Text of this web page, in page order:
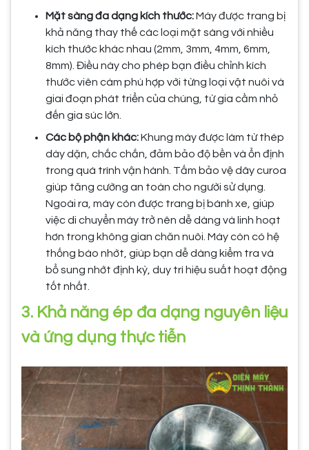
Mặt sàng đa dạng kích thước:Máy được trang bị
khả năng thay thế các loại mặt sàng với nhiều
kích thước khác nhau (2mm, 3mm, 4mm, 6mm,
8mm). Điều này cho phép bạn điều chỉnh kích
thước viên cám phù hợp với từng loại vật nuôi và
giai đoạn phát triển của chúng, từ gia cầm nhỏ
đến gia súc lớn.
Các bộ phận khác:Khung máy được làm từ thép
dày dặn, chắc chắn, đảm bảo độ bền và ổn định
trong quá trình vận hành. Tấm bảo vệ dây curoa
giúp tăng cường an toàn cho người sử dụng.
Ngoài ra, máy còn được trang bị bánh xe, giúp
việc di chuyển máy trở nên dễ dàng và linh hoạt
hơn trong không gian chăn nuôi. Máy còn có hệ
thống báo nhớt, giúp bạn dễ dàng kiểm tra và
bổ sung nhớt định kỳ, duy trì hiệu suất hoạt động
tốt nhất.
3. Khả năng ép đa dạng nguyên liệu
và ứng dụng thực tiễn